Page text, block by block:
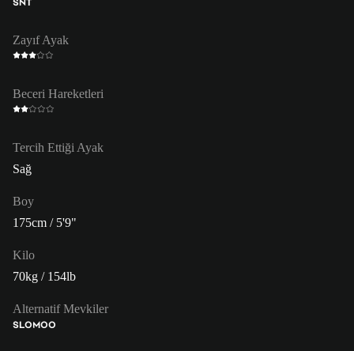
Zayıf Ayak
Beceri Hareketleri
Tercih Ettiği Ayak
Sağ
Boy
175cm / 5'9"
Kilo
70kg / 154lb
Alternatif Mevkiler
SLOMOO